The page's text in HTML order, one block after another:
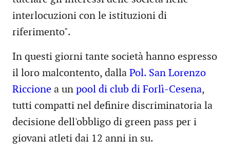
interlocuzioni con le istituzioni di
riferimento".
In questi giorni tante società hanno espresso
il loro malcontento, dalla Pol. San Lorenzo
Riccione a un pool di club di Forlì-Cesena,
tutti compatti nel definire discriminatoria la
decisione dell'obbligo di green pass per i
giovani atleti dai 12 anni in su.